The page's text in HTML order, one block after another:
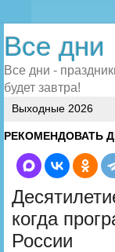
Все дни
Все дни -
будет завтра!
РЕКОМЕНДОВАТЬ
когда
России